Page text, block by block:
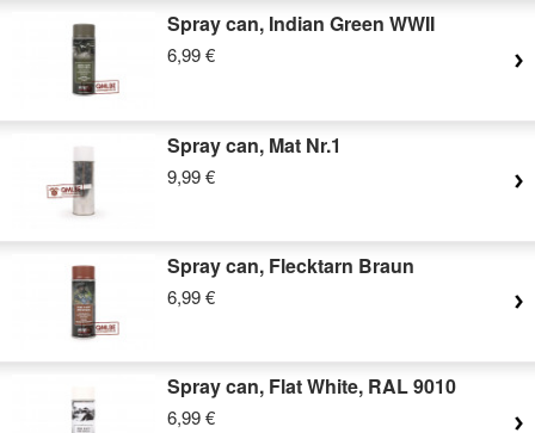
Spray can, Indian Green WWII
6,99 €
Spray can, Mat Nr.1
9,99 €
Spray can, Flecktarn Braun
6,99 €
Spray can, Flat White, RAL 9010
6,99 €